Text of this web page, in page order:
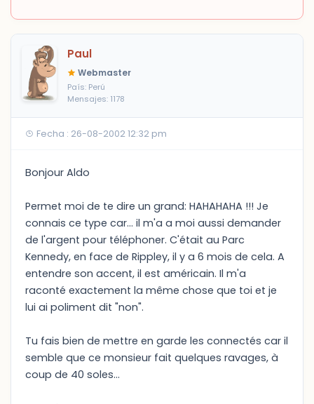
Paul
Webmaster
País: Perú
Mensajes: 1178
Fecha : 26-08-2002 12:32 pm
Bonjour Aldo
Permet moi de te dire un grand: HAHAHAHA !!! Je
connais ce type car... il m'a a moi aussi demander
de l'argent pour téléphoner. C'était au Parc
Kennedy, en face de Rippley, il y a 6 mois de cela. A
entendre son accent, il est américain. Il m'a
raconté exactement la même chose que toi et je
lui ai poliment dit "non".
Tu fais bien de mettre en garde les connectés car il
semble que ce monsieur fait quelques ravages, à
coup de 40 soles...